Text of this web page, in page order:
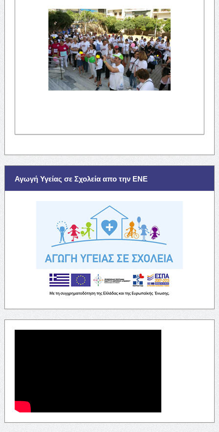
Αγωγή Υγείας σε Σχολεία απο την ΕΝΕ